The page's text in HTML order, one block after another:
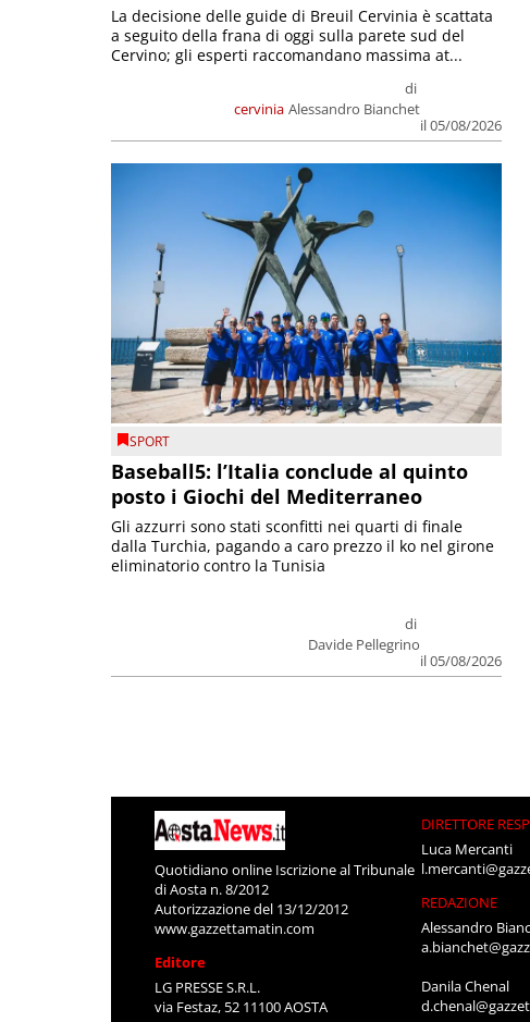
cervinia
di
Alessandro Bianchet
il 05/08/2026
La decisione delle guide di Breuil Cervinia è scattata
a seguito della frana di oggi sulla parete sud del
Cervino; gli esperti raccomandano massima at...
SPORT
Baseball5: l’Italia conclude al quinto
posto i Giochi del Mediterraneo
di
Davide Pellegrino
il 05/08/2026
Gli azzurri sono stati sconfitti nei quarti di finale
dalla Turchia, pagando a caro prezzo il ko nel girone
eliminatorio contro la Tunisia
Quotidiano online Iscrizione al Tribunale
di Aosta n. 8/2012
Autorizzazione del 13/12/2012
www.gazzettamatin.com
Editore
LG PRESSE S.R.L.
via Festaz, 52 11100 AOSTA
DIRETTORE
Luca Mercanti
REDAZIONE
Alessandro
Danila Chenal